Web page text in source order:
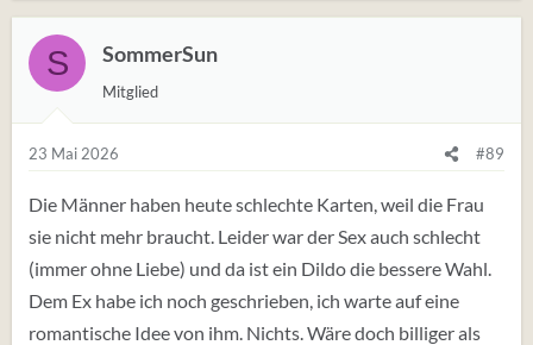
r
t
u
n
e
n
:
S SommerSun
Mitglied
23 Mai 2026 #89
Die Männer haben heute schlechte Karten, weil die Frau
sie nicht mehr braucht. Leider war der Sex auch schlecht
(immer ohne Liebe) und da ist ein Dildo die bessere Wahl.
Dem Ex habe ich noch geschrieben, ich warte auf eine
romantische Idee von ihm. Nichts. Wäre doch billiger als